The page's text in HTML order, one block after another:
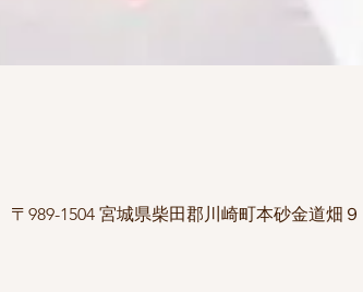
989-1504 宮城県柴田郡川崎町本砂金道畑９